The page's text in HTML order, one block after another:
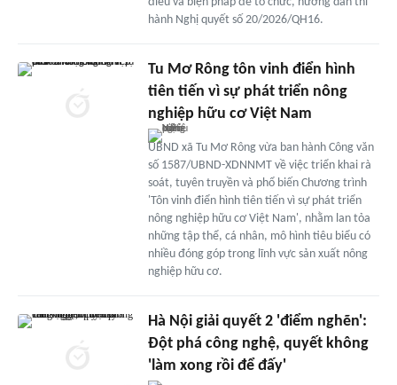
hành Nghị quyết số 20/2026/QH16.
Tu Mơ Rông tôn vinh điển hình
tiên tiến vì sự phát triển nông
nghiệp hữu cơ Việt Nam
UBND xã Tu Mơ Rông vừa ban hành Công văn
số 1587/UBND-XDNNMT về việc triển khai rà
soát, tuyên truyền và phổ biến Chương trình
'Tôn vinh điển hình tiên tiến vì sự phát triển
nông nghiệp hữu cơ Việt Nam', nhằm lan tỏa
những tập thể, cá nhân, mô hình tiêu biểu có
nhiều đóng góp trong lĩnh vực sản xuất nông
nghiệp hữu cơ.
Hà Nội giải quyết 2 'điểm nghẽn':
Đột phá công nghệ, quyết không
'làm xong rồi để đấy'